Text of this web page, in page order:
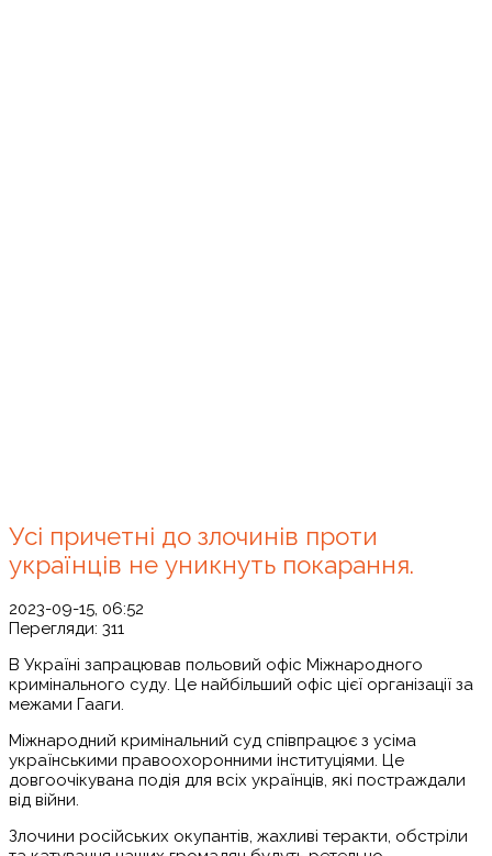
Усі причетні до злочинів проти
українців не уникнуть покарання.
2023-09-15, 06:52
Перегляди: 311
В Україні запрацював польовий офіс Міжнародного
кримінального суду. Це найбільший офіс цієї організації за
межами Гааги.
Міжнародний кримінальний суд співпрацює з усіма
українськими правоохоронними інституціями. Це
довгоочікувана подія для всіх українців, які постраждали
від війни.
Злочини російських окупантів, жахливі теракти, обстріли